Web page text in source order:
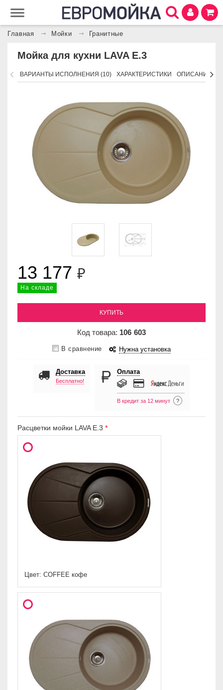
Главная Мойки Гранитные
Мойка для кухни LAVA E.3
ВАРИАНТЫ ИСПОЛНЕНИЯ (10) ХАРАКТЕРИСТИКИ ОПИСАНИЕ
13 177 ₽
На складе
КУПИТЬ
Код товара: 106 603
В сравнение Нужна установка
Доставка
Бесплатно!
Оплата
В кредит за 12 минут ?
Расцветки мойки LAVA E.3
Цвет: COFFEE кофе